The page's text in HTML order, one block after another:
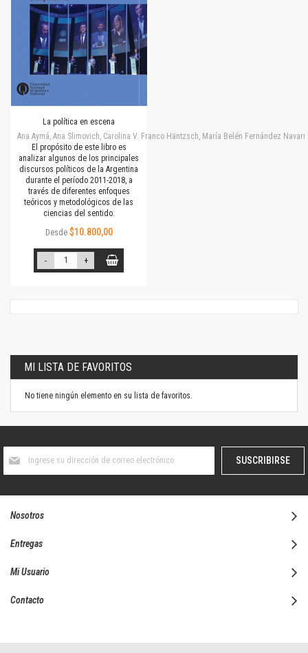
La política en escena
Ana Aymá, Ana Slimovich, Carolina V. Franco Häntzsch, María Belén Fernández
El propósito de este libro es
analizar algunos de los principales
discursos políticos de la Argentina
durante el período 2011-2018, a
través de diferentes enfoques
teóricos y metodológicos de las
ciencias del sentido.
Desde $10.800,00
- +
MI LISTA DE FAVORITOS
No tiene ningún elemento en su lista de favoritos.
boletín
SUSCRIBIRSE
Nosotros
Entregas
Mi Usuario
Contacto